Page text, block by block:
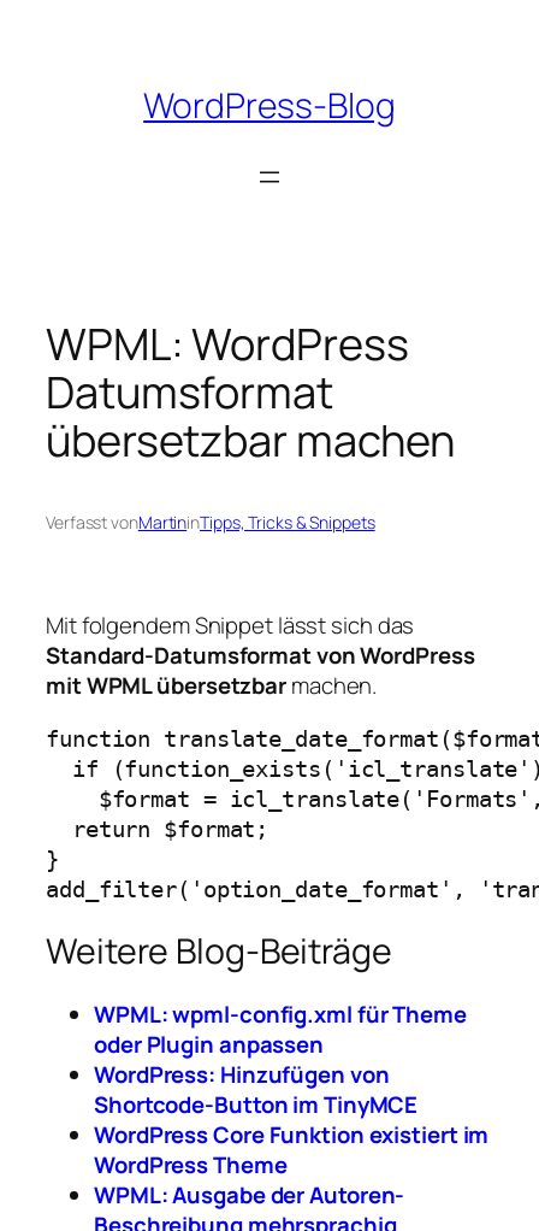
WordPress-Blog
WPML: WordPress
Datumsformat
übersetzbar machen
Verfasst vonMartininTipps, Tricks & Snippets
Mit folgendem Snippet lässt sich das
Standard-Datumsformat von WordPress
mit WPML übersetzbarmachen.
function
if
$format =
  return $format;
}
add_filter('option_date_format',
Weitere Blog-Beiträge
WPML: wpml-config.xml für Theme
oder Plugin anpassen
WordPress: Hinzufügen von
Shortcode-Button im TinyMCE
WordPress Core Funktion existiert im
WordPress Theme
WPML: Ausgabe der Autoren-